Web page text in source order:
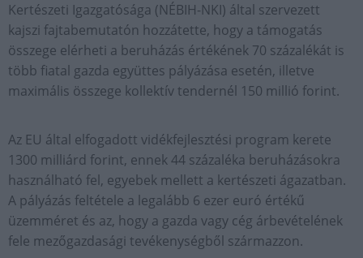
Kertészeti Igazgatósága (NÉBIH-NKI) által szervezett
kajszi fajtabemutatón hozzátette, hogy a támogatás
összege elérheti a beruházás értékének 70 százalékát is
több fiatal gazda együttes pályázása esetén, illetve
maximális összege kollektív tendernél 150 millió forint.
Az EU által elfogadott vidékfejlesztési program kerete
1300 milliárd forint, ennek 44 százaléka beruházásokra
használható fel, egyebek mellett a kertészeti ágazatban.
A pályázás feltétele a legalább 6 ezer euró értékű
üzemméret és az, hogy a gazda vagy cég árbevételének
fele mezőgazdasági tevékenységből származzon.